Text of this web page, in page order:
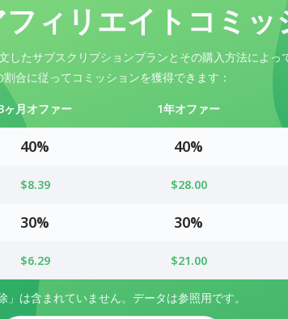
ィリエイトコミッ
したサブスクリプションプランとその購入方法によっ
割合に従ってコミッションを獲得できます：
ヶ月オファー 1年オファー
40% 40%
$8.39 $28.00
30% 30%
$6.29 $21.00
は含まれていません。データは参照用です。